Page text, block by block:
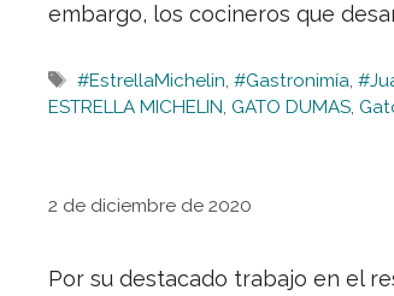
embargo, los cocineros que
Etiquetas
#EstrellaMichelin,#Gastronimía,
ESTRELLA MICHELIN, GATO DUMAS,
2 de diciembre de 2020
Por su destacado trabajo en el